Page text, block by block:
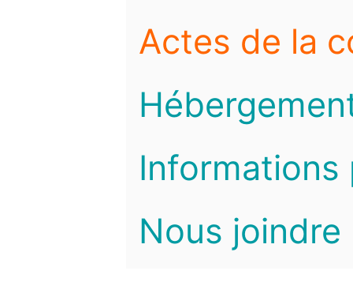
Actes de la
Informations
Nous joindre